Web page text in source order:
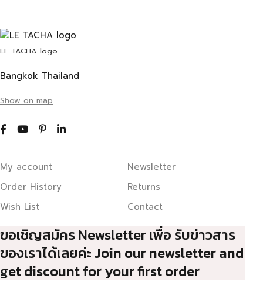
LE TACHA logo
Bangkok Thailand
Show on map
My account
Order History
Wish List
Newsletter
Returns
Contact
ขอเชิญสมัคร Newsletter เพื่อ รับข่าวสาร
ของเราได้เลยค่ะ Join our newsletter and
get discount for your first order